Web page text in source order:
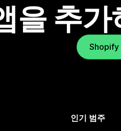
을 추
Shopify
인기 범주